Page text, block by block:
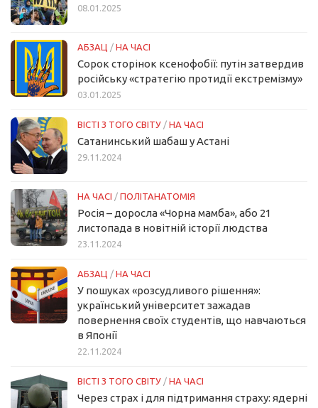
08.01.2025
АБЗАЦ / НА ЧАСІ
Сорок сторінок ксенофобії: путін затвердив
російську «стратегію протидії екстремізму»
03.01.2025
ВІСТІ З ТОГО СВІТУ / НА ЧАСІ
Сатанинський шабаш у Астані
29.11.2024
НА ЧАСІ / ПОЛІТАНАТОМІЯ
Росія – доросла «Чорна мамба», або 21
листопада в новітній історії людства
23.11.2024
АБЗАЦ / НА ЧАСІ
У пошуках «розсудливого рішення»:
український університет зажадав
повернення своїх студентів, що навчаються
в Японії
22.11.2024
ВІСТІ З ТОГО СВІТУ / НА ЧАСІ
Через страх і для підтримання страху: ядерні